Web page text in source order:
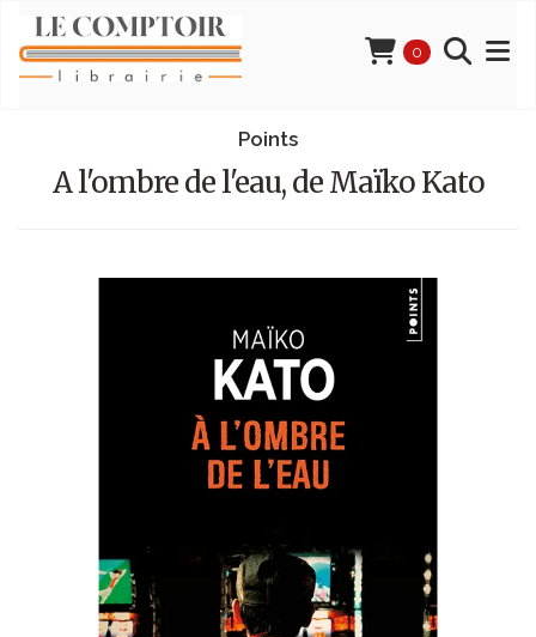
0
Points
A l'ombre de l'eau, de Maïko Kato